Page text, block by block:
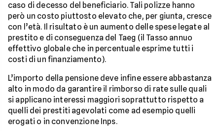
caso di decesso del beneficiario. Tali polizze hanno
però un costo piuttosto elevato che, per giunta, cresce
con l’età. Il risultato è un aumento delle spese legate al
prestito e di conseguenza del Taeg (il Tasso annuo
effettivo globale che in percentuale esprime tutti i
costi di un finanziamento).
L’importo della pensione deve infine essere abbastanza
alto in modo da garantire il rimborso di rate sulle quali
si applicano interessi maggiori soprattutto rispetto a
quelli dei prestiti agevolati come ad esempio quelli
erogati o in convenzione Inps.